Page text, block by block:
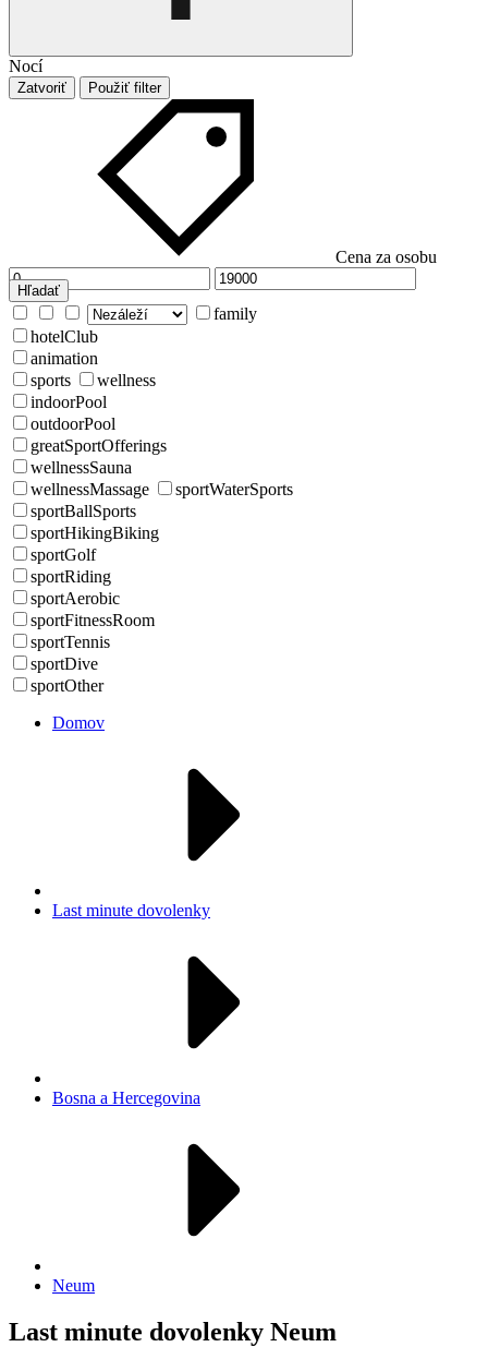
Nocí
Zatvoriť Použiť filter
Cena za osobu
Hľadať
family
hotelClub
animation
sports
wellness
indoorPool
outdoorPool
greatSportOfferings
wellnessSauna
wellnessMassage
sportWaterSports
sportBallSports
sportHikingBiking
sportGolf
sportRiding
sportAerobic
sportFitnessRoom
sportTennis
sportDive
sportOther
Domov
Last minute dovolenky
Bosna a Hercegovina
Neum
Last minute dovolenky Neum